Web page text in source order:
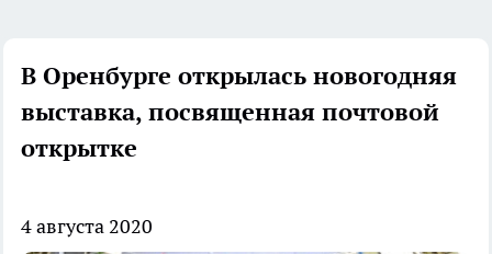
В Оренбурге открылась новогодняя
выставка, посвященная почтовой
открытке
4 августа 2020